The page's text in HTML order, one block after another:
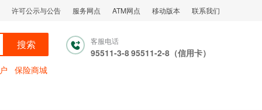
许可公示与公告 服务网点 ATM网点 移动版本 联系我们
搜索 客服电话
95511-3-895511-2-8（信用卡）
保险商城